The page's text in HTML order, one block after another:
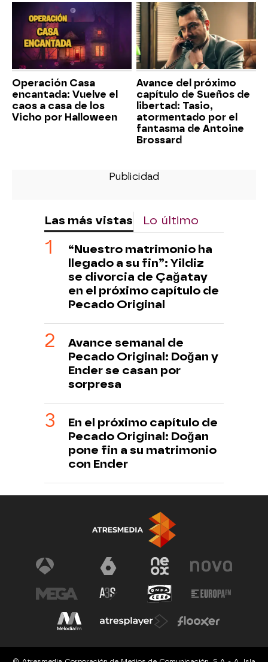
Operación Casa
encantada: Vuelve el
caos a casa de los
Vicho por Halloween
Avance del próximo
capítulo de Sueños de
libertad: Tasio,
atormentado por el
fantasma de Antoine
Brossard
Las más vistas Lo último
“Nuestro matrimonio ha
llegado a su fin”: Yildiz
se divorcia de Çağatay
en el próximo capítulo de
Pecado Original
Avance semanal de
Pecado Original: Doğan y
Ender se casan por
sorpresa
En el próximo capítulo de
Pecado Original: Doğan
pone fin a su matrimonio
con Ender